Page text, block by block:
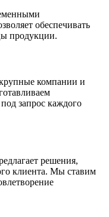
обеспечивать
продукции.
компании и
запрос каждого
решения,
клиента. Мы ставим